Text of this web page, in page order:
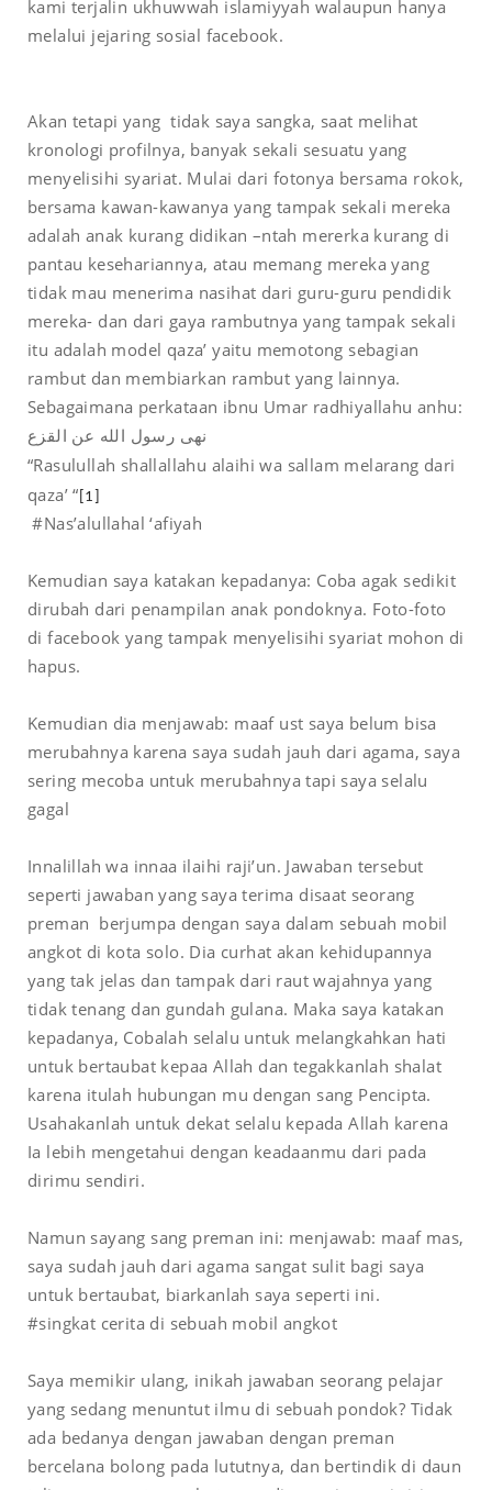
kami terjalin ukhuwwah islamiyyah walaupun hanya
melalui jejaring sosial facebook.
Akan tetapi yang tidak saya sangka, saat melihat
kronologi profilnya, banyak sekali sesuatu yang
menyelisihi syariat. Mulai dari fotonya bersama rokok,
bersama kawan-kawanya yang tampak sekali mereka
adalah anak kurang didikan –ntah mererka kurang di
pantau kesehariannya, atau memang mereka yang
tidak mau menerima nasihat dari guru-guru pendidik
mereka- dan dari gaya rambutnya yang tampak sekali
itu adalah model qaza’ yaitu memotong sebagian
rambut dan membiarkan rambut yang lainnya.
Sebagaimana perkataan ibnu Umar radhiyallahu anhu:
نهى رسول الله عن القزع
“Rasulullah shallallahu alaihi wa sallam melarang dari
qaza’ “ [1]
#Nas’alullahal ‘afiyah
Kemudian saya katakan kepadanya: Coba agak sedikit
dirubah dari penampilan anak pondoknya. Foto-foto
di facebook yang tampak menyelisihi syariat mohon di
hapus.
Kemudian dia menjawab: maaf ust saya belum bisa
merubahnya karena saya sudah jauh dari agama, saya
sering mecoba untuk merubahnya tapi saya selalu
gagal
Innalillah wa innaa ilaihi raji’un. Jawaban tersebut
seperti jawaban yang saya terima disaat seorang
preman berjumpa dengan saya dalam sebuah mobil
angkot di kota solo. Dia curhat akan kehidupannya
yang tak jelas dan tampak dari raut wajahnya yang
tidak tenang dan gundah gulana. Maka saya katakan
kepadanya, Cobalah selalu untuk melangkahkan hati
untuk bertaubat kepaa Allah dan tegakkanlah shalat
karena itulah hubungan mu dengan sang Pencipta.
Usahakanlah untuk dekat selalu kepada Allah karena
Ia lebih mengetahui dengan keadaanmu dari pada
dirimu sendiri.
Namun sayang sang preman ini: menjawab: maaf mas,
saya sudah jauh dari agama sangat sulit bagi saya
untuk bertaubat, biarkanlah saya seperti ini.
#singkat cerita di sebuah mobil angkot
Saya memikir ulang, inikah jawaban seorang pelajar
yang sedang menuntut ilmu di sebuah pondok? Tidak
ada bedanya dengan jawaban dengan preman
bercelana bolong pada lututnya, dan bertindik di daun